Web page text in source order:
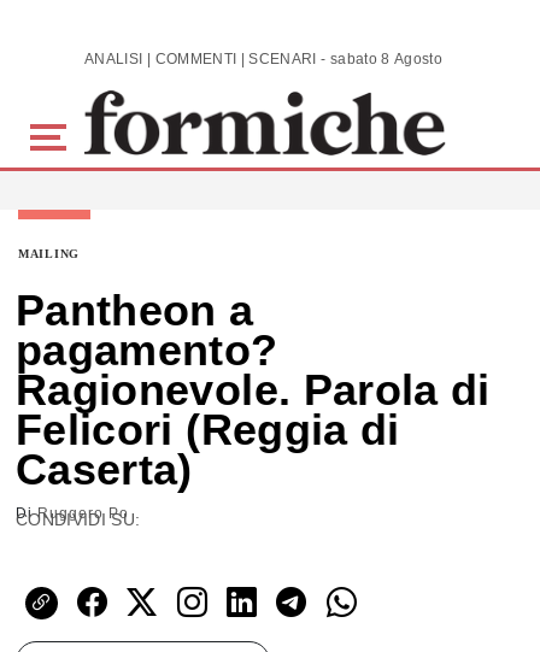
Skip to main content ANALISI | COMMENTI | SCENARI - sabato 8 Agosto 2026
MAILING
Pantheon a
pagamento?
Ragionevole. Parola di
Felicori (Reggia di
Caserta)
DiRuggero Po
CONDIVIDI SU: